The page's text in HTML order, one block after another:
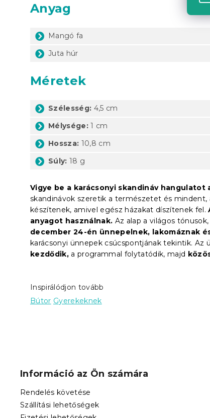
Anyag
Mangó fa
Juta húr
Méretek
Szélesség: 4,5 cm
Mélysége: 1 cm
Hossza: 10,8 cm
Súly: 18 g
Vigye be a karácsonyi skandináv hangulatot
skandinávok szeretik a természetet és
készítenek, amivel egész házakat díszítenek fel.
anyagot használnak. Az alap a világos
december 24-én ünnepelnek, lakomáznak
karácsonyi ünnepek csúcspontjának tekintik. Az
kezdődik, a programmal folytatódik, majd
Inspirálódjon tovább
Bútor Gyerekeknek
Információ az Ön számára
Rendelés követése
Szállítási lehetőségek